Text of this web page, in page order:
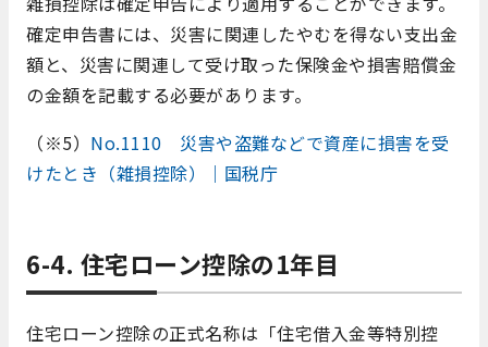
確定申告書には、災害に関連したやむを得ない支出金
額と、災害に関連して受け取った保険金や損害賠償金
の金額を記載する必要があります。
（※5） No.1110 災害や盗難などで資産に損害を受
けたとき（雑損控除）｜国税庁
6-4. 住宅ローン控除の1年目
住宅ローン控除の正式名称は「住宅借入金等特別控